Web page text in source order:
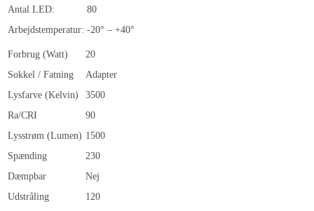
Antal LED:
80
Arbejdstemperatur: -20° – +40°
Forbrug (Watt)
20
Sokkel / Fatning
Adapter
Lysfarve (Kelvin)
3500
Ra/CRI
90
Lysstrøm (Lumen) 1500
Spænding
230
Dæmpbar
Nej
Udstråling
120